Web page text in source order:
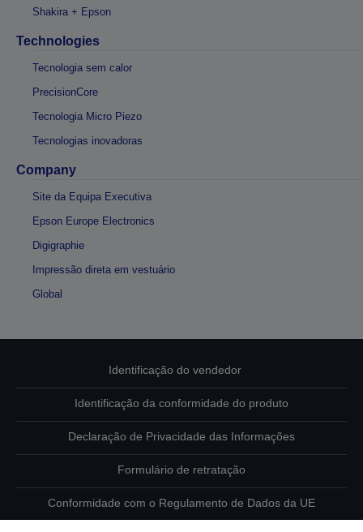
Shakira + Epson
Technologies
Tecnologia sem calor
PrecisionCore
Tecnologia Micro Piezo
Tecnologias inovadoras
Company
Site da Equipa Executiva
Epson Europe Electronics
Digigraphie
Impressão direta em vestuário
Global
Identificação do vendedor
Identificação da conformidade do produto
Declaração de Privacidade das Informações
Formulário de retratação
Conformidade com o Regulamento de Dados da UE